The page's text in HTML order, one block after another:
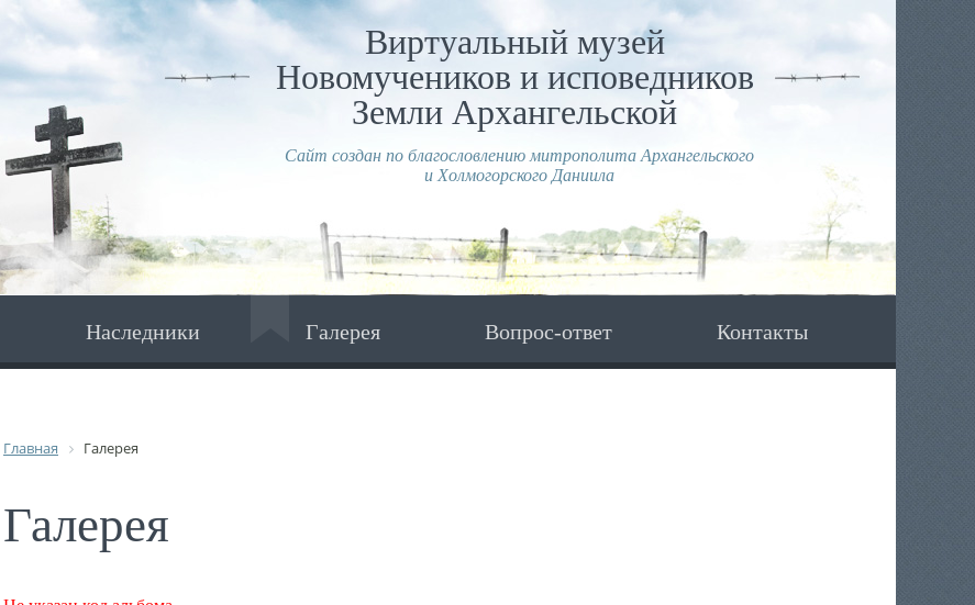
Виртуальный музей
Новомучеников и исповедников
Земли Архангельской
Сайт создан по благословлению митрополита Архангельского
и Холмогорского Даниила
Наследники Галерея Вопрос-ответ Контакты
Главная Галерея
Галерея